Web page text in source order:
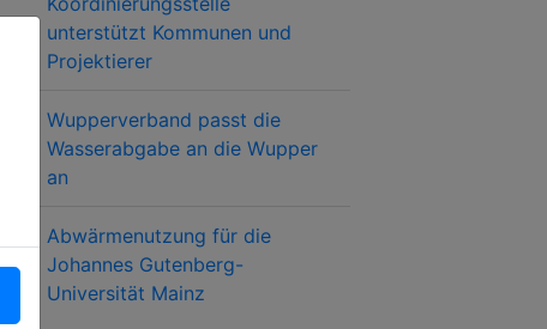
unterstützt Kommunen und
Projektierer
Wupperverband passt die
Wasserabgabe an die Wupper
an
Abwärmenutzung für die
Johannes Gutenberg-
Universität Mainz